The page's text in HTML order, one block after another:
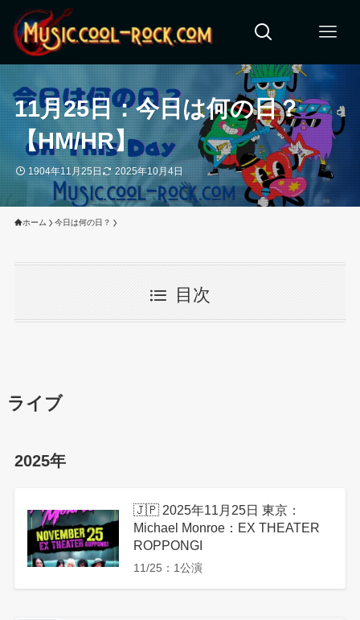
11月25日：今日は何の日？
【HM/HR】
1904年11月25日 2025年10月4日
ホーム 今日は何の日？
目次
ライブ
2025年
🇯🇵 2025年11月25日 東京：
Michael Monroe：EX THEATER
ROPPONGI
11/25：1公演